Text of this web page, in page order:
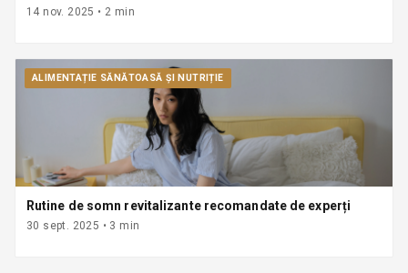
14 nov. 2025 • 2 min
ALIMENTAȚIE SĂNĂTOASĂ ȘI NUTRIȚIE
Rutine de somn revitalizante recomandate de experți
30 sept. 2025 • 3 min